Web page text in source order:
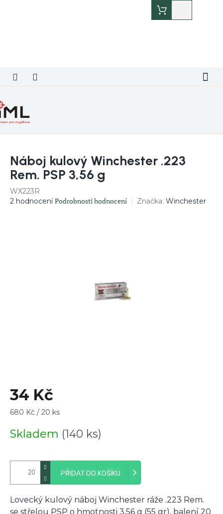
košík
Náboj kulový Winchester .223
Rem. PSP 3,56 g
WX223R
Průměrné
2 hodnocení Podrobnosti hodnocení Značka: Winchester
34 Kč
Měrná
680 Kč / 20 ks
Skladem (140 ks)
PŘIDAT DO KOŠÍKU
Lovecký kulový náboj Winchester ráže .223 Rem.
se střelou PSP o hmotnosti 3,56 g (55 gr), balení 20